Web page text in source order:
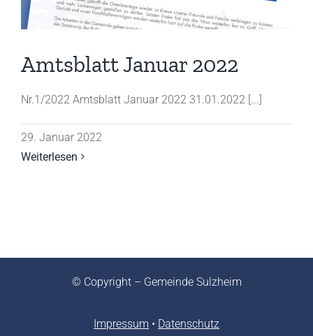
Amtsblatt Januar 2022
Nr.1/2022 Amtsblatt Januar 2022 31.01.2022 [...]
29. Januar 2022
Weiterlesen
© Copyright – Gemeinde Sulzheim
Impressum • Datenschutz